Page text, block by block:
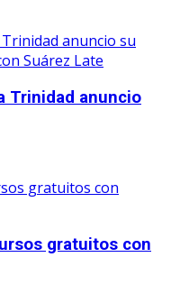
Trinidad anuncio
gratuitos con